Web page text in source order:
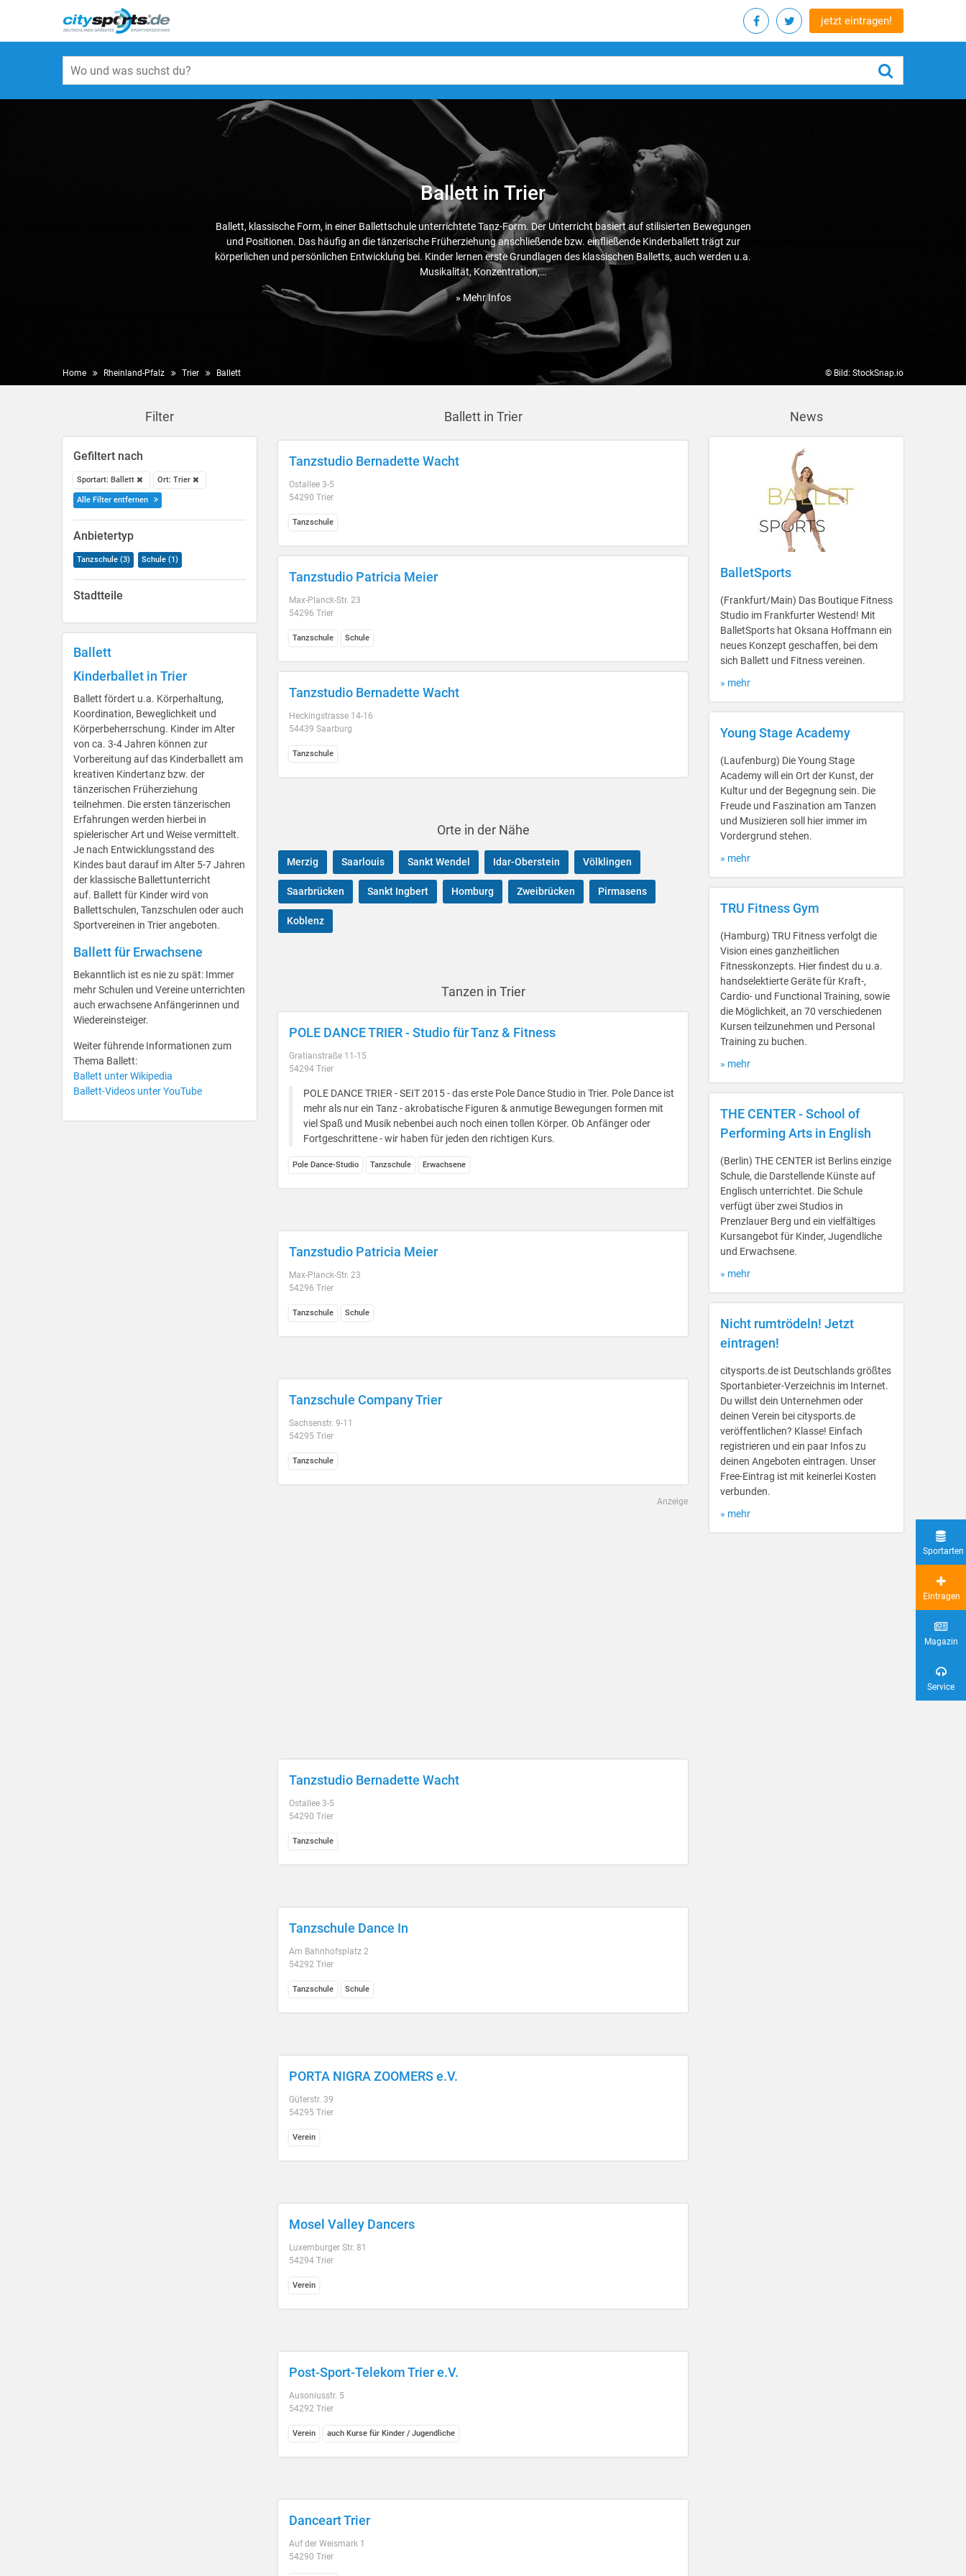
jetzt eintragen!
Ballett in Trier
Ballett, klassische Form, in einer Ballettschule unterrichtete Tanz-Form. Der Unterricht basiert auf stilisierten Bewegungen
und Positionen. Das häufig an die tänzerische Früherziehung anschließende bzw. einfließende Kinderballett trägt zur
körperlichen und persönlichen Entwicklung bei. Kinder lernen erste Grundlagen des klassischen Balletts, auch werden u.a.
Musikalität, Konzentration,…
» Mehr Infos
Home Rheinland-Pfalz Trier Ballett © Bild: StockSnap.io
Filter
Gefiltert nach
Sportart: Ballett Ort: Trier
Alle Filter entfernen
Anbietertyp
Tanzschule (3) Schule (1)
Stadtteile
Ballett
Kinderballet in Trier
Ballett fördert u.a. Körperhaltung,
Koordination, Beweglichkeit und
Körperbeherrschung. Kinder im Alter
von ca. 3-4 Jahren können zur
Vorbereitung auf das Kinderballett am
kreativen Kindertanz bzw. der
tänzerischen Früherziehung
teilnehmen. Die ersten tänzerischen
Erfahrungen werden hierbei in
spielerischer Art und Weise vermittelt.
Je nach Entwicklungsstand des
Kindes baut darauf im Alter 5-7 Jahren
der klassische Ballettunterricht
auf. Ballett für Kinder wird von
Ballettschulen, Tanzschulen oder auch
Sportvereinen in Trier angeboten.
Ballett für Erwachsene
Bekanntlich ist es nie zu spät: Immer
mehr Schulen und Vereine unterrichten
auch erwachsene Anfängerinnen und
Wiedereinsteiger.
Weiter führende Informationen zum
Thema Ballett:
Ballett unter Wikipedia
Ballett-Videos unter YouTube
Ballett in Trier
Tanzstudio Bernadette Wacht
Ostallee 3-5
54290 Trier
Tanzschule
Tanzstudio Patricia Meier
Max-Planck-Str. 23
54296 Trier
Tanzschule Schule
Tanzstudio Bernadette Wacht
Heckingstrasse 14-16
54439 Saarburg
Tanzschule
Orte in der Nähe
Merzig Saarlouis Sankt Wendel Idar-Oberstein Völklingen
Saarbrücken Sankt Ingbert Homburg Zweibrücken Pirmasens
Koblenz
Tanzen in Trier
POLE DANCE TRIER - Studio für Tanz & Fitness
Gratianstraße 11-15
54294 Trier
POLE DANCE TRIER - SEIT 2015 - das erste Pole Dance Studio in Trier. Pole Dance ist
mehr als nur ein Tanz - akrobatische Figuren & anmutige Bewegungen formen mit
viel Spaß und Musik nebenbei auch noch einen tollen Körper. Ob Anfänger oder
Fortgeschrittene - wir haben für jeden den richtigen Kurs.
Pole Dance-Studio Tanzschule Erwachsene
Tanzstudio Patricia Meier
Max-Planck-Str. 23
54296 Trier
Tanzschule Schule
Tanzschule Company Trier
Sachsenstr. 9-11
54295 Trier
Tanzschule
Anzeige
Tanzstudio Bernadette Wacht
Ostallee 3-5
54290 Trier
Tanzschule
Tanzschule Dance In
Am Bahnhofsplatz 2
54292 Trier
Tanzschule Schule
PORTA NIGRA ZOOMERS e.V.
Güterstr. 39
54295 Trier
Verein
Mosel Valley Dancers
Luxemburger Str. 81
54294 Trier
Verein
Post-Sport-Telekom Trier e.V.
Ausoniusstr. 5
54292 Trier
Verein auch Kurse für Kinder / Jugendliche
Danceart Trier
Auf der Weismark 1
54290 Trier
News
BalletSports
(Frankfurt/Main) Das Boutique Fitness
Studio im Frankfurter Westend! Mit
BalletSports hat Oksana Hoffmann ein
neues Konzept geschaffen, bei dem
sich Ballett und Fitness vereinen.
» mehr
Young Stage Academy
(Laufenburg) Die Young Stage
Academy will ein Ort der Kunst, der
Kultur und der Begegnung sein. Die
Freude und Faszination am Tanzen
und Musizieren soll hier immer im
Vordergrund stehen.
» mehr
TRU Fitness Gym
(Hamburg) TRU Fitness verfolgt die
Vision eines ganzheitlichen
Fitnesskonzepts. Hier findest du u.a.
handselektierte Geräte für Kraft-,
Cardio- und Functional Training, sowie
die Möglichkeit, an 70 verschiedenen
Kursen teilzunehmen und Personal
Training zu buchen.
» mehr
THE CENTER - School of
Performing Arts in English
(Berlin) THE CENTER ist Berlins einzige
Schule, die Darstellende Künste auf
Englisch unterrichtet. Die Schule
verfügt über zwei Studios in
Prenzlauer Berg und ein vielfältiges
Kursangebot für Kinder, Jugendliche
und Erwachsene.
» mehr
Nicht rumtrödeln! Jetzt
eintragen!
citysports.de ist Deutschlands größtes
Sportanbieter-Verzeichnis im Internet.
Du willst dein Unternehmen oder
deinen Verein bei citysports.de
veröffentlichen? Klasse! Einfach
registrieren und ein paar Infos zu
deinen Angeboten eintragen. Unser
Free-Eintrag ist mit keinerlei Kosten
verbunden.
» mehr
Sportarten
Eintragen
Magazin
Service